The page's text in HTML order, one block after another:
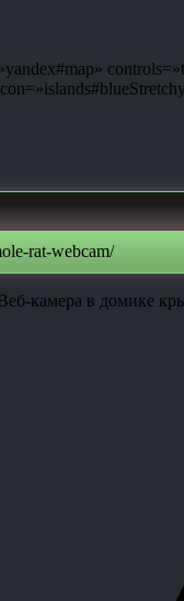
rat-webcam/
камера в домике